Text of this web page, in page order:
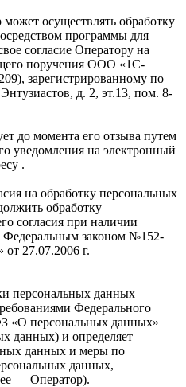
осуществлять обработку
программы для
согласие Оператору на
поручения ООО «1С-
зарегистрированному по
д. 2, эт.13, пом. 8-
до момента его отзыва путем
уведомления на электронный
.
на обработку персональных
обработку
согласия при наличии
Федеральным законом №152-
27.07.2006 г.
персональных данных
Федерального
«О персональных данных»
данных) и определяет
данных и меры по
данных,
— Оператор).